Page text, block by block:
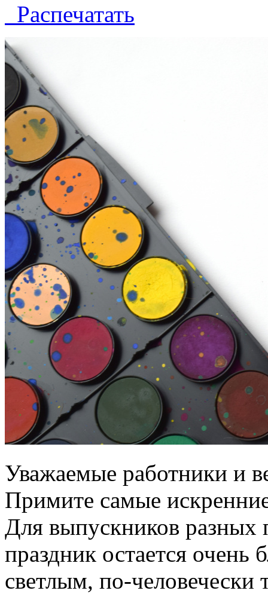
Распечатать
Уважаемые работники и
Примите самые
Для выпускников разных
праздник остается
светлым, по-